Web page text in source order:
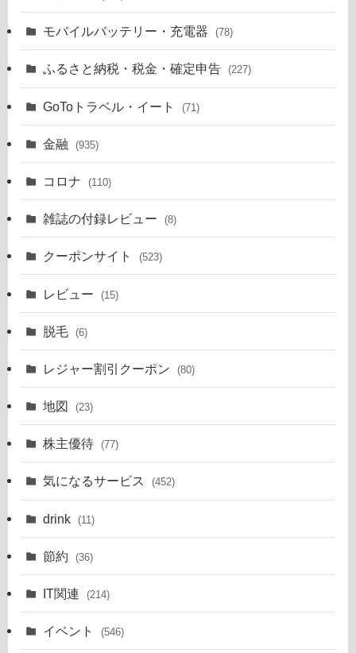
モバイルバッテリー・充電器 (78)
ふるさと納税・税金・確定申告 (227)
GoToトラベル・イート (71)
金融 (935)
コロナ (110)
雑誌の付録レビュー (8)
クーポンサイト (523)
レビュー (15)
脱毛 (6)
レジャー割引クーポン (80)
地図 (23)
株主優待 (77)
気になるサービス (452)
drink (11)
節約 (36)
IT関連 (214)
イベント (546)